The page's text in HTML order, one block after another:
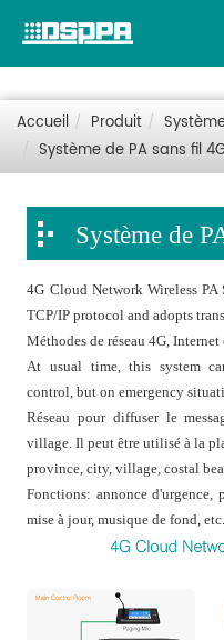
Accueil Produit
Système de PA sans fil
Système de
4G Cloud Network Wireless PA
TCP/IP protocol and adopts
Méthodes de réseau 4G,
At usual time, this system
control, but on emergency
Réseau pour diffuser le
village. Il peut être utilisé à la
province, city, village, costal
Fonctions: annonce d'urgence,
mise à jour, musique de fond, etc.